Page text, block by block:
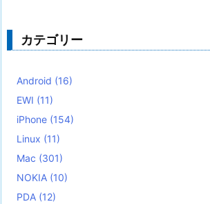
カテゴリー
Android (16)
EWI (11)
iPhone (154)
Linux (11)
Mac (301)
NOKIA (10)
PDA (12)